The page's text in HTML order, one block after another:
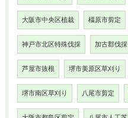
大阪市中央区植栽 橿原市剪定
神戸市北区特殊伐採 加古郡伐採
芦屋市抜根 堺市美原区草刈り
堺市南区草刈り 八尾市剪定